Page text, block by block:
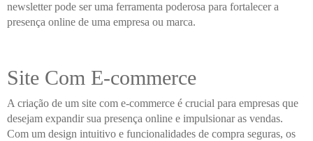
newsletter pode ser uma ferramenta poderosa para fortalecer a
presença online de uma empresa ou marca.
Site Com E-commerce
A criação de um site com e-commerce é crucial para empresas que
desejam expandir sua presença online e impulsionar as vendas.
Com um design intuitivo e funcionalidades de compra seguras, os